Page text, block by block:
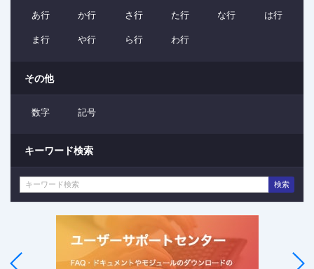
あ行 か行 さ行 た行 な行
は行
ま行
や行 ら行 わ行
その他
数字 記号
キーワード検索
検索